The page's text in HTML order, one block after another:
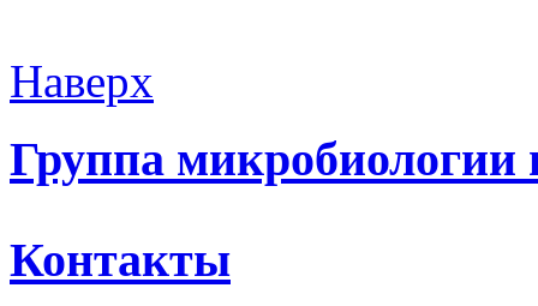
Наверх
Группа микробиологии
Контакты